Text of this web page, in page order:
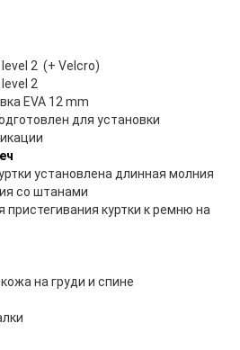
2 (+ Velcro)
2
EVA 12 mm
для установки
установлена длинная молния
со штанами
пристегивания куртки к ремню на
на груди и спине